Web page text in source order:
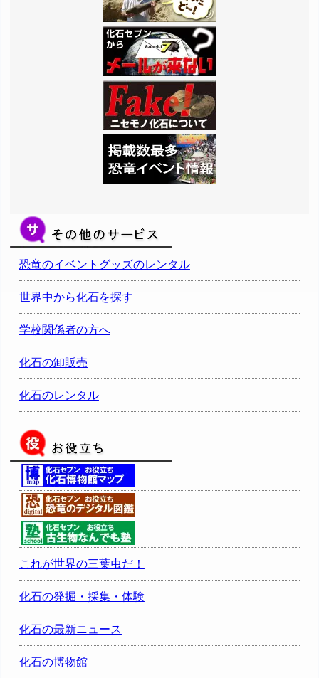
恐竜のイベントグッズのレンタル
世界中から化石を探す
学校関係者の方へ
化石の卸販売
化石のレンタル
これが世界の三葉虫だ！
化石の発掘・採集・体験
化石の最新ニュース
化石の博物館